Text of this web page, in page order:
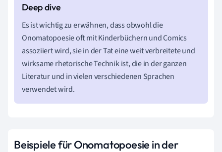
Es ist wichtig zu erwähnen, dass obwohl die
Onomatopoesie oft mit Kinderbüchern und Comics
assoziiert wird, sie in der Tat eine weit verbreitete und
wirksame rhetorische Technik ist, die in der ganzen
Literatur und in vielen verschiedenen Sprachen
verwendet wird.
Beispiele für Onomatopoesie in der